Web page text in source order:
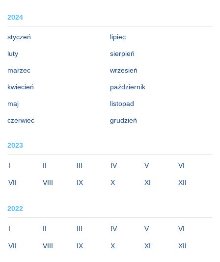
2024
styczeń
luty
marzec
kwiecień
maj
czerwiec
lipiec
sierpień
wrzesień
październik
listopad
grudzień
2023
I II III IV V VI
VII VIII IX X XI XII
2022
I II III IV V VI
VII VIII IX X XI XII